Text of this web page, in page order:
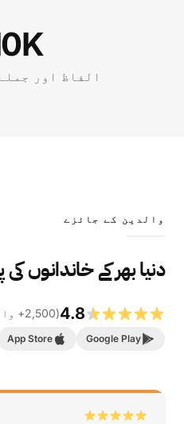
الفاظ اور
والدین کے جائزے
دنیا بھر کے خاندانوں
4.8
(
2,500
+
Google Play
App Store